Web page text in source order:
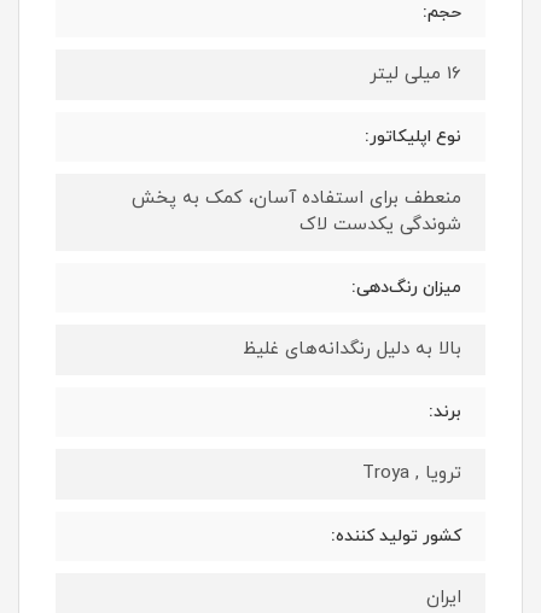
حجم:
16 میلی لیتر
نوع اپلیکاتور:
منعطف برای استفاده آسان، کمک به پخش
شوندگی یکدست لاک
میزان رنگ‌دهی:
بالا به دلیل رنگدانه‌های غلیظ
برند:
ترویا , Troya
کشور تولید کننده:
ایران